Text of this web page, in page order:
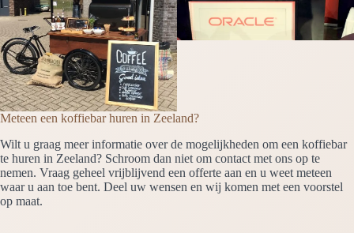
Meteen een koffiebar huren in Zeeland?
Wilt u graag meer informatie over de mogelijkheden om een koffiebar
te huren in Zeeland? Schroom dan niet om contact met ons op te
nemen. Vraag geheel vrijblijvend een offerte aan en u weet meteen
waar u aan toe bent. Deel uw wensen en wij komen met een voorstel
op maat.